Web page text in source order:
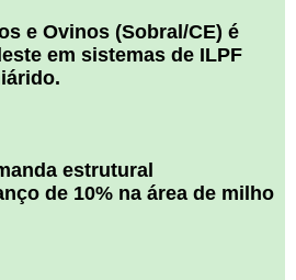
e Ovinos (Sobral/CE) é
em sistemas de ILPF
estrutural
de 10% na área de milho